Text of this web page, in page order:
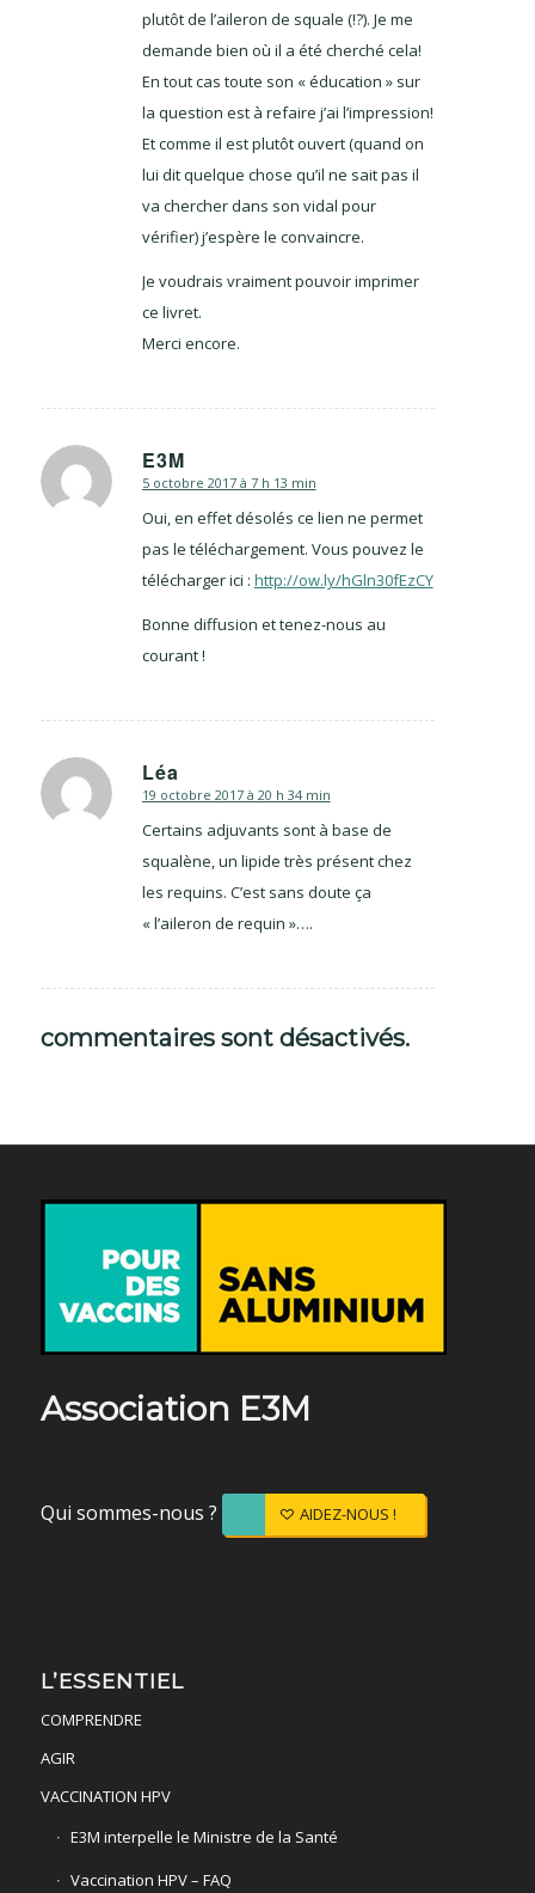
plutôt de l’aileron de squale (!?). Je me
demande bien où il a été cherché cela!
En tout cas toute son « éducation » sur
la question est à refaire j’ai l’impression!
Et comme il est plutôt ouvert (quand on
lui dit quelque chose qu’il ne sait pas il
va chercher dans son vidal pour
vérifier) j’espère le convaincre.
Je voudrais vraiment pouvoir imprimer
ce livret.
Merci encore.
E3M
dit
:
5 octobre 2017 à 7 h 13 min
Oui, en effet désolés ce lien ne permet
pas le téléchargement. Vous pouvez le
télécharger ici : http://ow.ly/hGln30fEzCY
Bonne diffusion et tenez-nous au
courant !
Léa
dit
:
19 octobre 2017 à 20 h 34 min
Certains adjuvants sont à base de
squalène, un lipide très présent chez
les requins. C’est sans doute ça
« l’aileron de requin »….
commentaires sont désactivés.
Association E3M
Qui sommes-nous ? AIDEZ-NOUS !
L’ESSENTIEL
COMPRENDRE
AGIR
VACCINATION HPV
E3M interpelle le Ministre de la Santé
Vaccination HPV – FAQ